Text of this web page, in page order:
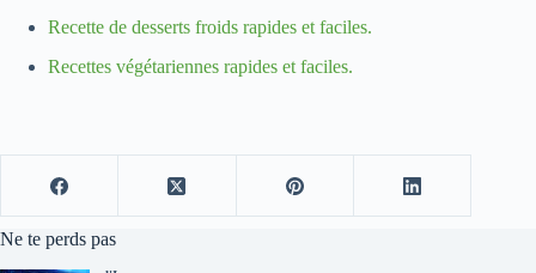
Recette de desserts froids rapides et faciles.
Recettes végétariennes rapides et faciles.
Ne te perds pas